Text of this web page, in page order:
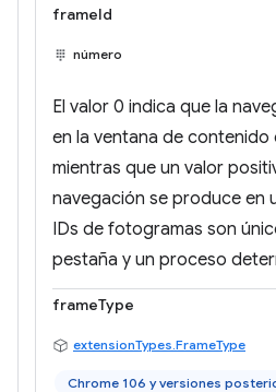
frameId
número
El valor 0 indica que la
en la ventana de contenido
mientras que un valor
navegación se produce en
IDs de fotogramas son
pestaña y un proceso
frameType
extensionTypes.FrameType
Chrome 106 y versiones